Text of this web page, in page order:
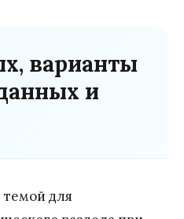
варианты
и
для